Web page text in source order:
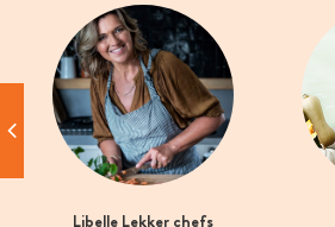
Libelle Lekker chefs